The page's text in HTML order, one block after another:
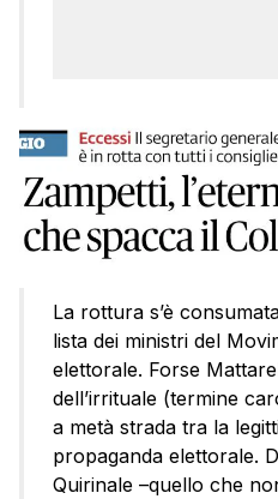
La rottura s’è
lista dei ministri del
elettorale. Forse
dell’irrituale (termine
a metà strada tra la
propaganda elettorale.
Quirinale –quello che